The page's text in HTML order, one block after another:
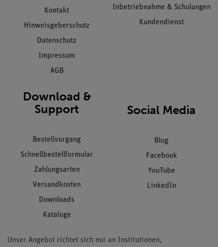
Kontakt
Hinweisgeberschutz
Datenschutz
Impressum
AGB
Inbetriebnahme & Schulungen
Kundendienst
Download &
Support
Bestellvorgang
Schnellbestellformular
Zahlungsarten
Versandkosten
Downloads
Kataloge
Social Media
Blog
Facebook
YouTube
LinkedIn
Unser Angebot richtet sich nur an Institutionen,